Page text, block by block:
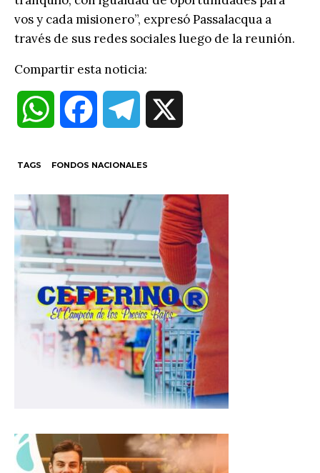
vos y cada misionero”, expresó Passalacqua a
través de sus redes sociales luego de la reunión.
Compartir esta noticia:
W
t
s
A
p
b
o
o
k
g
r
a
m
TAGS FONDOS NACIONALES